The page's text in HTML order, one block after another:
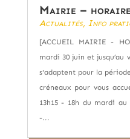
Mairie –
Actualités, Info
[ACCUEIL MAIRIE -
mardi 30 juin et jusqu’au
s'adaptent pour la
créneaux pour vous
13h15 - 18h du mardi
-...